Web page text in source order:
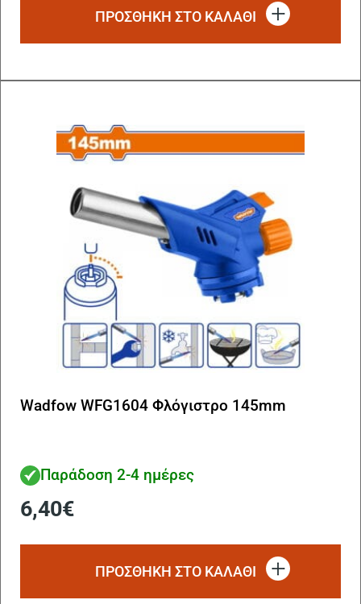
ΠΡΟΣΘΗΚΗ ΣΤΟ ΚΑΛΑΘΙ
Wadfow WFG1604 Φλόγιστρο 145mm
Παράδοση 2-4 ημέρες
6,40€
ΠΡΟΣΘΗΚΗ ΣΤΟ ΚΑΛΑΘΙ